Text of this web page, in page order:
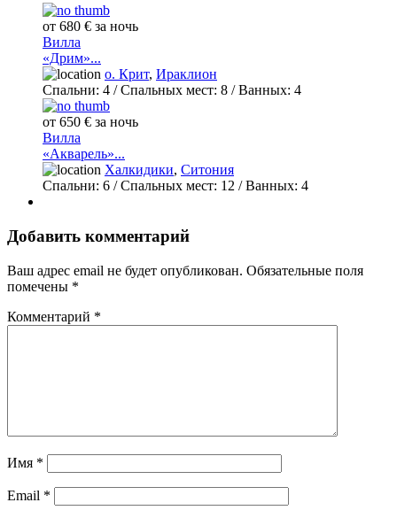
от 680 € за ночь
Вилла
«Дрим»...
о. Крит, Ираклион
Спальни: 4 / Спальных мест: 8 /Ванных: 4
от 650 € за ночь
Вилла
«Акварель»...
Халкидики, Ситония
Спальни: 6 / Спальных мест: 12 /Ванных: 4
Добавить комментарий
Ваш адрес email не будет опубликован. Обязательные поля
помечены *
Комментарий *
Имя *
Email *